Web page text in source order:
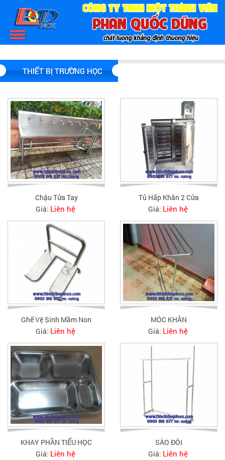
THIẾT BỊ TRƯỜNG HỌC
Chậu Tửa Tay
Giá: Liên hệ
Tủ Hấp Khăn 2 Cửa
Giá: Liên hệ
Ghế Vệ Sinh Mầm Non
Giá: Liên hệ
MÓC KHĂN
Giá: Liên hệ
KHAY PHẦN TIỂU HỌC
Giá: Liên hệ
SÀO ĐÔI
Giá: Liên hệ